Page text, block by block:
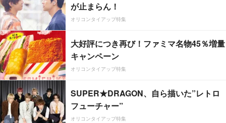
が止まらん！
オリコンタイアップ特集
大好評につき再び！ファミマ名物45％増量
キャンペーン
オリコンタイアップ特集
SUPER★DRAGON、自ら描いた”レトロ
フューチャー”
オリコンタイアップ特集